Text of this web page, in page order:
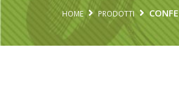
HOME PRODOTTI